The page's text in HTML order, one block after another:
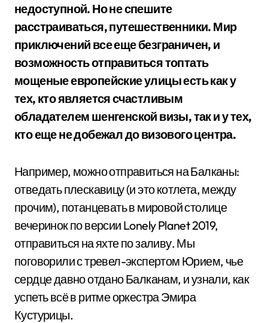
недоступной. Но не спешите
расстраиваться, путешественники. Мир
приключений все еще безграничен, и
возможность отправиться топтать
мощеные европейские улицы есть как у
тех, кто является счастливым
обладателем шенгенской визы, так и у тех,
кто еще не добежал до визового центра.
Например, можно отправиться на Балканы:
отведать плескавицу (и это котлета, между
прочим), потанцевать в мировой столице
вечеринок по версии Lonely Planet 2019,
отправиться на яхте по заливу. Мы
поговорили с тревел-экспертом Юрием, чье
сердце давно отдано Балканам, и узнали, как
успеть всё в ритме оркестра Эмира
Кустурицы.